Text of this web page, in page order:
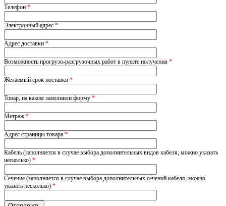
Телефон *
Электронный адрес *
Адрес доставки *
Возможность прогрузо-разгрузочных работ в пункте получения *
Желаемый срок поставки *
Товар, на каком заполнили форму *
Метраж*
Адрес страницы товара *
Кабель (заполняется в случае выбора дополнительных видов кабеля, можно указать
несколько) *
Сечение (заполняется в случае выбора дополнительных сечений кабеля, можно
указать несколько) *